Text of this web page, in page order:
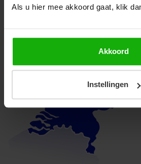
Als u hier mee akkoord gaat, klik
Akkoord
Instellingen
Bezoek onze winkel
Snelle levering binnen